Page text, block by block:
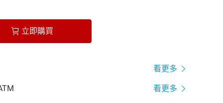
立即購買
看更多
看更多